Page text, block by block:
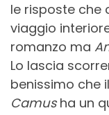
le risposte che
viaggio
romanzo ma
Lo lascia
benissimo che
Camusha un